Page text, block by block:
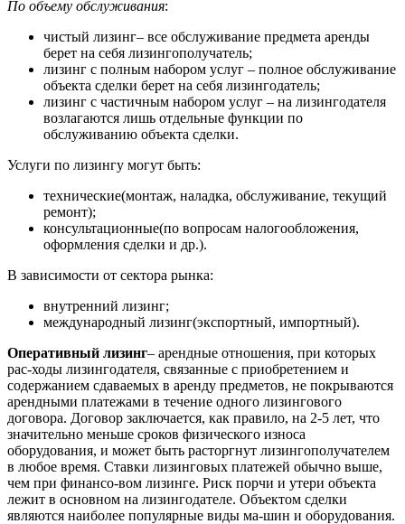
По объему обслуживания:
чистый лизинг– все обслуживание предмета аренды
берет на себя лизингополучатель;
лизинг с полным набором услуг – полное обслуживание
объекта сделки берет на себя лизингодатель;
лизинг с частичным набором услуг – на лизингодателя
возлагаются лишь отдельные функции по
обслуживанию объекта сделки.
Услуги по лизингу могут быть:
технические(монтаж, наладка, обслуживание, текущий
ремонт);
консультационные(по вопросам налогообложения,
оформления сделки и др.).
В зависимости от сектора рынка:
внутренний лизинг;
международный лизинг(экспортный, импортный).
Оперативный лизинг– арендные отношения, при которых
рас-ходы лизингодателя, связанные с приобретением и
содержанием сдаваемых в аренду предметов, не покрываются
арендными платежами в течение одного лизингового
договора. Договор заключается, как правило, на 2-5 лет, что
значительно меньше сроков физического износа
оборудования, и может быть расторгнут лизингополучателем
в любое время. Ставки лизинговых платежей обычно выше,
чем при финансо-вом лизинге. Риск порчи и утери объекта
лежит в основном на лизингодателе. Объектом сделки
являются наиболее популярные виды ма-шин и оборудования.